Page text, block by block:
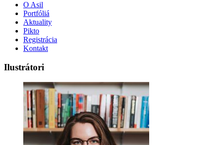
O Asil
Portfóliá
Aktuality
Pikto
Registrácia
Kontakt
Ilustrátori